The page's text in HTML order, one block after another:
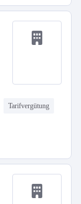
Tarifvergütung